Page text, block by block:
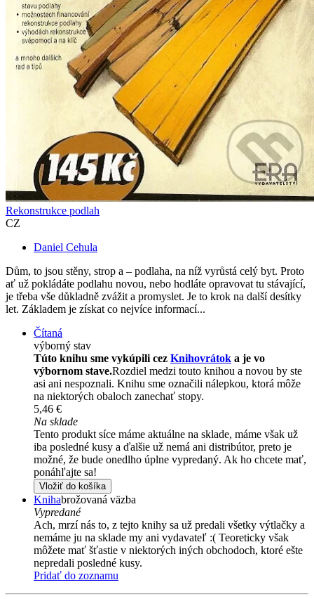
Rekonstrukce podlah
CZ
Daniel Cehula
Dům, to jsou stěny, strop a – podlaha, na níž vyrůstá celý byt. Proto
ať už pokládáte podlahu novou, nebo hodláte opravovat tu stávající,
je třeba vše důkladně zvážit a promyslet. Je to krok na další desítky
let. Základem je získat co nejvíce informací...
Čítaná
výborný stav
Túto knihu sme vykúpili cez Knihovrátok a je vo
výbornom stave.Rozdiel medzi touto knihou a novou by ste
asi ani nespoznali. Knihu sme označili nálepkou, ktorá môže
na niektorých obaloch zanechať stopy.
5,46 €
Na sklade
Tento produkt síce máme aktuálne na sklade, máme však už
iba posledné kusy a ďalšie už nemá ani distribútor, preto je
možné, že bude onedlho úplne vypredaný. Ak ho chcete mať,
ponáhľajte sa!
Vložiť do košíka
Knihabrožovaná väzba
Vypredané
Ach, mrzí nás to, z tejto knihy sa už predali všetky výtlačky a
nemáme ju na sklade my ani vydavateľ :( Teoreticky však
môžete mať šťastie v niektorých iných obchodoch, ktoré ešte
nepredali posledné kusy.
Pridať do zoznamu